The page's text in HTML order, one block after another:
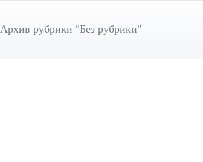
Архив рубрики "Без рубрики"